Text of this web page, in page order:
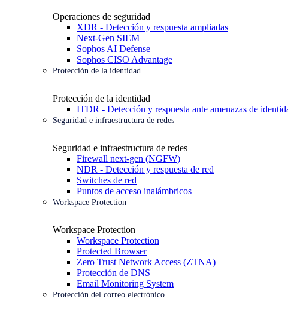
Operaciones de seguridad
XDR - Detección y respuesta ampliadas
Next-Gen SIEM
Sophos AI Defense
Sophos CISO Advantage
Protección de la identidad
Protección de la identidad
ITDR - Detección y respuesta ante amenazas de
Seguridad e infraestructura de redes
Seguridad e infraestructura de redes
Firewall next-gen (NGFW)
NDR - Detección y respuesta de red
Switches de red
Puntos de acceso inalámbricos
Workspace Protection
Workspace Protection
Workspace Protection
Protected Browser
Zero Trust Network Access (ZTNA)
Protección de DNS
Email Monitoring System
Protección del correo electrónico